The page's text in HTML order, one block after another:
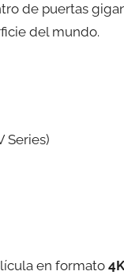
de puertas
del mundo.
Series)
en formato 4K